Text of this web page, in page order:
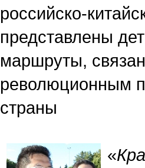
российско-
представлены
маршруты,
революционным
страны
«